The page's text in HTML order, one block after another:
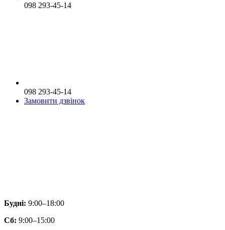
098 293-45-14
098 293-45-14
Замовити дзвінок
Будні: 9:00–18:00
Сб: 9:00–15:00